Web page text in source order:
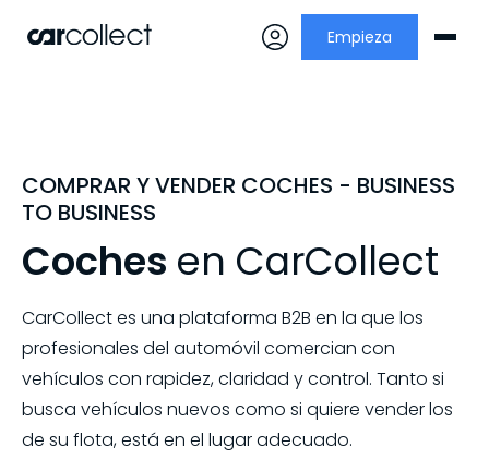
Empieza
COMPRAR Y VENDER COCHES - BUSINESS
TO BUSINESS
Coches en CarCollect
CarCollect es una plataforma B2B en la que los
profesionales del automóvil comercian con
vehículos con rapidez, claridad y control. Tanto si
busca vehículos nuevos como si quiere vender los
de su flota, está en el lugar adecuado.